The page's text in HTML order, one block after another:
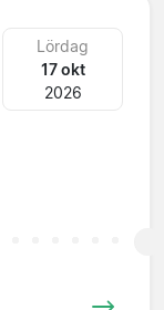
Lördag
17 okt
2026